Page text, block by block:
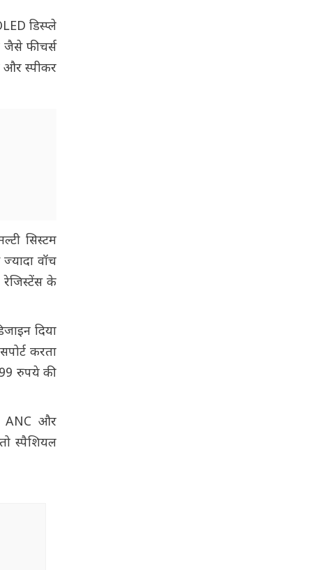
डिस्प्ले
जैसे फीचर्स
और स्पीकर
सिस्टम
वॉच
रेजिस्टेंस के
दिया
करता
रुपये की
ANC और
स्पैशियल